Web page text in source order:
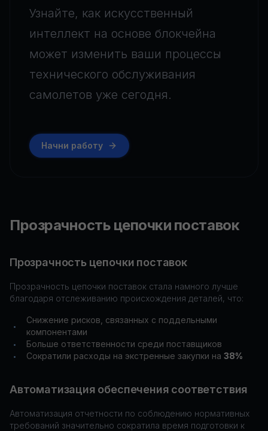
Узнайте, как искусственный
интеллект на основе блокчейна
может изменить ваши процессы
технического обслуживания
самолетов уже сегодня.
Начни работу
Прозрачность цепочки поставок
Прозрачность цепочки поставок
Прозрачность цепочки поставок стала намного лучше
благодаря отслеживанию происхождения деталей, что:
•
Снижение рисков, связанных с поддельными
компонентами
• Больше ответственности среди поставщиков
• Сократили расходы на экстренные закупки на 38%
Автоматизация обеспечения соответствия
Автоматизация отчетности по соблюдению нормативных
требований значительно сократила время подготовки к